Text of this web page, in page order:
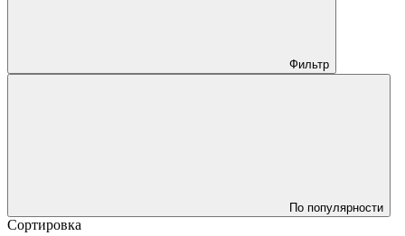
Фильтр
По популярности
Сортировка